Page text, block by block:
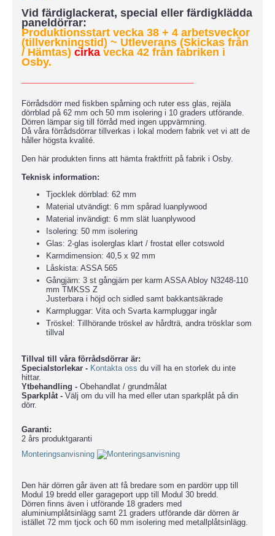
Vid färdiglackerat, special eller färdigklädda
paneldörrar:
Produktionsstart vecka 38 + 4 arbetsveckor
(tillverkningstid) ~ Utleverans (Skickas från
/ Hämtas) cirka vecka 42 från fabriken i
Osby.
Förrådsdörr med fiskben spårning och ruter ess glas, rejäla
dörrblad på 62 mm och 50 mm isolering i 10 graders utförande.
Dörren lämpar sig till förråd med ingen uppvärmning.
Då våra förrådsdörrar tillverkas i lokal modern fabrik vet vi att de
håller högsta kvalité.
Den här produkten finns att hämta fraktfritt på fabrik i Osby.
Teknisk information:
Tjocklek dörrblad: 62 mm
Material utvändigt: 6 mm spårad luanplywood
Material invändigt: 6 mm slät luanplywood
Isolering: 50 mm isolering
Glas: 2-glas isolerglas klart / frostat eller cotswold
Karmdimension: 40,5 x 92 mm
Låskista: ASSA 565
Gångjärn: 3 st gångjärn per karm ASSA Abloy N3248-110
mm TMKSS Z
Justerbara i höjd och sidled samt bakkantsäkrade
Karmpluggar: Vita och Svarta karmpluggar ingår
Tröskel: Tillhörande tröskel av hårdträ, andra trösklar som
tillval
Tillval till våra förrådsdörrar är:
Specialstorlekar - Kontakta oss du vill ha en storlek du inte
hittar.
Ytbehandling - Obehandlat / grundmålat
Sparkplåt - Välj om du vill ha med eller utan sparkplåt på din
dörr.
Garanti:
2 års produktgaranti
Monteringsanvisning
Den här dörren går även att få bredare som en pardörr upp till
Modul 19 bredd eller garageport upp till Modul 30 bredd.
Dörren finns även i utförande 18 graders med
aluminiumplåtsinlägg samt 21 graders utförande där dörren är
istället 72 mm tjock och 60 mm isolering med metallplåtsinlägg.